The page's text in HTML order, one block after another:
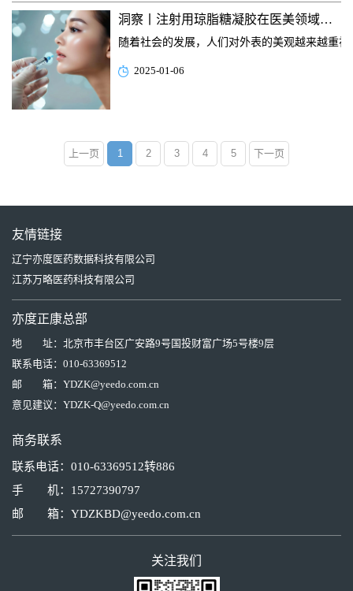
洞察丨注射用琼脂糖凝胶在医美领域的运用
随着社会的发展，人们对外表的美观越来越重
2025-01-06
上一页 1 2 3 4 5 下一页
友情链接
辽宁亦度医药数据科技有限公司
江苏万略医药科技有限公司
亦度正康总部
地 址： 北京市丰台区广安路9号国投财富广场5号楼9层
联系电话： 010-63369512
邮 箱： YDZK@yeedo.com.cn
意见建议： YDZK-Q@yeedo.com.cn
商务联系
联系电话：010-63369512转886
手 机：15727390797
邮 箱：YDZKBD@yeedo.com.cn
关注我们